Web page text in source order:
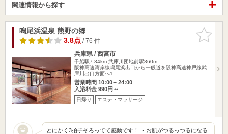
関連情報から探す
お気に入
りに追加
鳴尾浜温泉 熊野の郷
3.8点/ 76 件
兵庫県 / 西宮市
千船駅7.34km 武庫川団地前駅860m
阪神高速湾岸線鳴尾浜出口から一般道を阪神高速神戸線武
庫川出口方面へ1…
営業時間 10:00～24:00
入浴料金 990円～
日帰り エステ・マッサージ
とにかく3拍子そろってて感動です！ ・お肌がつるっつるになる